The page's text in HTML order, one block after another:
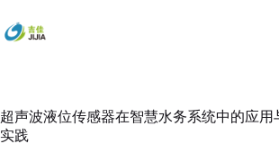
过
内
超声波液位传感器在智慧水务系统中的应用
实践